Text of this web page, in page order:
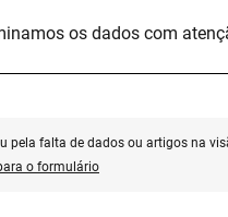
os dados com
pela falta de dados ou artigos na
o formulário